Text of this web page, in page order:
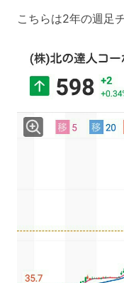
こちらは2年の週足